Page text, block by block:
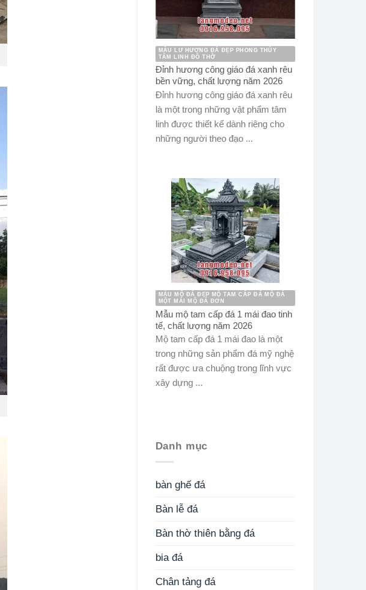
MẪU LƯ HƯƠNG ĐÁ ĐẸP PHONG THỦY
TÂM LINH ĐỒ THỜ
Đỉnh hương công giáo đá xanh rêu
bền vững, chất lượng năm 2026
Đỉnh hương công giáo đá xanh rêu
là một trong những vật phẩm tâm
linh được thiết kế dành riêng cho
những người theo đạo ...
MẪU MỘ ĐÁ ĐẸP MỘ TAM CẤP ĐÁ MỘ ĐÁ
MỘT MÁI MỘ ĐÁ ĐƠN
Mẫu mộ tam cấp đá 1 mái đao tinh
tế, chất lượng năm 2026
Mộ tam cấp đá 1 mái đao là một
trong những sản phẩm đá mỹ nghệ
rất được ưa chuộng trong lĩnh vực
xây dựng ...
Danh mục
bàn ghế đá
Bàn lễ đá
Bàn thờ thiên bằng đá
bia đá
Chân tảng đá